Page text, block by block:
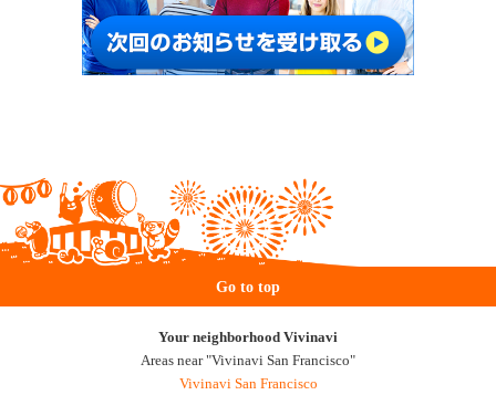
Go to top
Your neighborhood Vivinavi
Areas near "Vivinavi San Francisco"
Vivinavi San Francisco